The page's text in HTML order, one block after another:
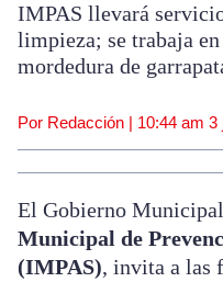
IMPAS llevará
limpieza; se trabaja
mordedura de
Por Redacción | 10:44 am 3
El Gobierno
Municipal de
(IMPAS), invita a las